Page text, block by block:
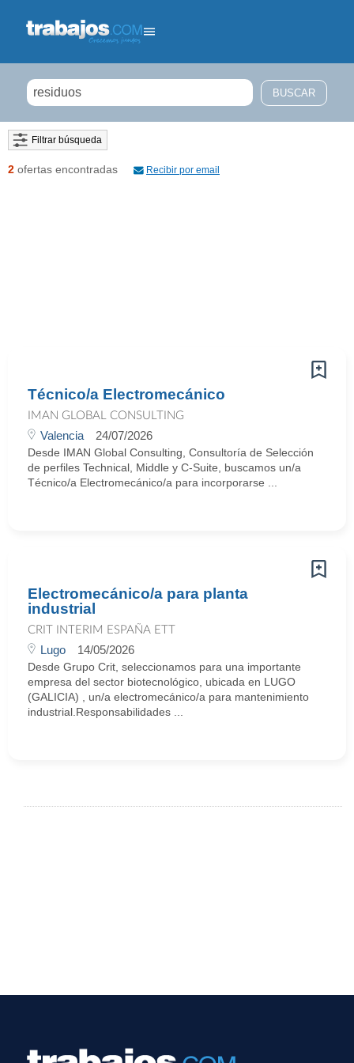
Filtrar búsqueda
2 ofertas encontradas Recibir por email
Técnico/a Electromecánico
IMAN GLOBAL CONSULTING
Valencia 24/07/2026
Desde IMAN Global Consulting, Consultoría de Selección
de perfiles Technical, Middle y C-Suite, buscamos un/a
Técnico/a Electromecánico/a para incorporarse ...
Electromecánico/a para planta
industrial
CRIT INTERIM ESPAÑA ETT
Lugo 14/05/2026
Desde Grupo Crit, seleccionamos para una importante
empresa del sector biotecnológico, ubicada en LUGO
(GALICIA) , un/a electromecánico/a para mantenimiento
industrial.Responsabilidades ...